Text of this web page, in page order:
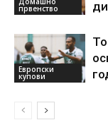
првенство
Европски
купови